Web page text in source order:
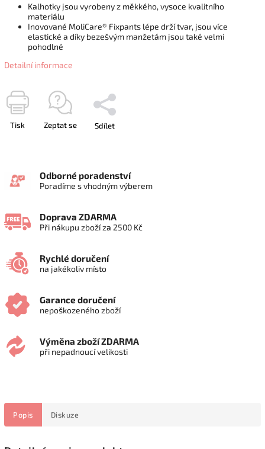
Kalhotky jsou vyrobeny z měkkého, vysoce kvalitního
materiálu
Inovované MoliCare® Fixpants lépe drží tvar, jsou více
elastické a díky bezešvým manžetám jsou také velmi
pohodlné
Detailní informace
Tisk Zeptat se Sdílet
Odborné poradenství
Poradíme s vhodným výberem
Doprava ZDARMA
Při nákupu zboží za 2500 Kč
Rychlé doručení
na jakékoliv místo
Garance doručení
nepoškozeného zboží
Výměna zboží ZDARMA
při nepadnoucí velikosti
Popis Diskuze